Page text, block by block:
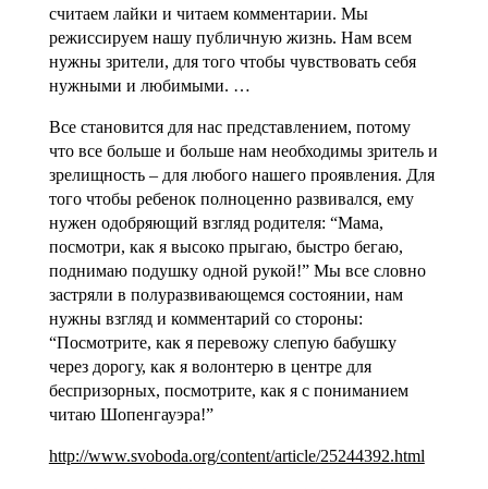
считаем лайки и читаем комментарии. Мы
режиссируем нашу публичную жизнь. Нам всем
нужны зрители, для того чтобы чувствовать себя
нужными и любимыми. …
Все становится для нас представлением, потому
что все больше и больше нам необходимы зритель и
зрелищность – для любого нашего проявления. Для
того чтобы ребенок полноценно развивался, ему
нужен одобряющий взгляд родителя: “Мама,
посмотри, как я высоко прыгаю, быстро бегаю,
поднимаю подушку одной рукой!” Мы все словно
застряли в полуразвивающемся состоянии, нам
нужны взгляд и комментарий со стороны:
“Посмотрите, как я перевожу слепую бабушку
через дорогу, как я волонтерю в центре для
беспризорных, посмотрите, как я с пониманием
читаю Шопенгауэра!”
http://www.svoboda.org/content/article/25244392.html